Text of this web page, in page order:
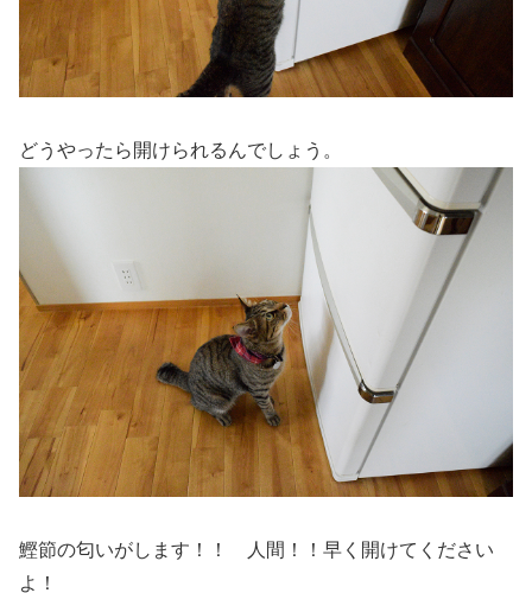
どうやったら開けられるんでしょう。
鰹節の匂いがします！！ 人間！！早く開けてください
よ！